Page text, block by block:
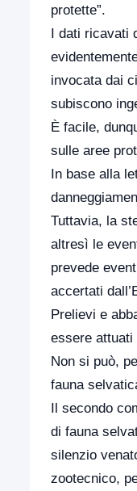
protette”.
I dati ricavati
invocata dai
subiscono
È facile,
sulle aree
In base alla
Tuttavia, la
altresì le
prevede
accertati
Prelievi e
essere attuati
Non si può,
fauna
Il secondo
di fauna
silenzio
zootecnico,